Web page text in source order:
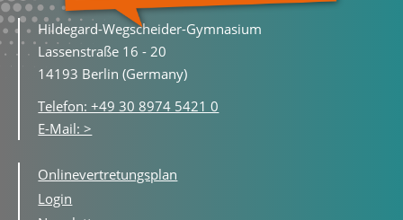
Hildegard-Wegscheider-Gymnasium
Lassenstraße 16 - 20
14193 Berlin (Germany)
Telefon: +49 30 8974 5421 0
E-Mail: >
Onlinevertretungsplan
Login